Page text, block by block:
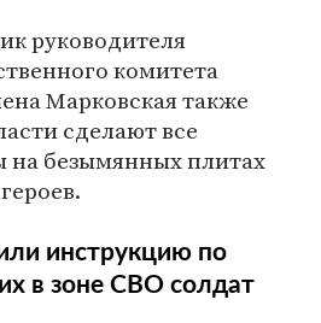
руководителя
комитета
Марковская также
сделают все
на безымянных плитах
инструкцию по
в зоне СВО солдат